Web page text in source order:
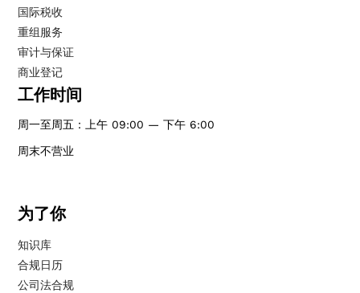
国际税收
重组服务
审计与保证
商业登记
工作时间
周一至周五：上午 09:00 — 下午 6:00
周末不营业
为了你
知识库
合规日历
公司法合规